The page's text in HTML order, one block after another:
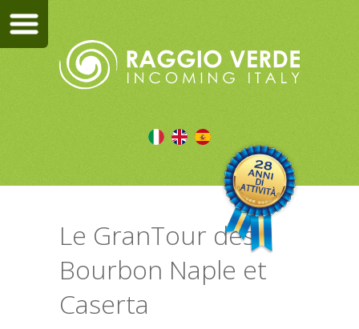
Le GranTour des
Bourbon Naple et
Caserta